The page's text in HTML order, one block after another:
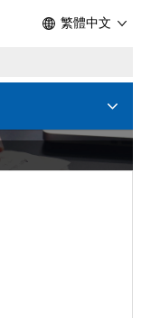
繁體中文